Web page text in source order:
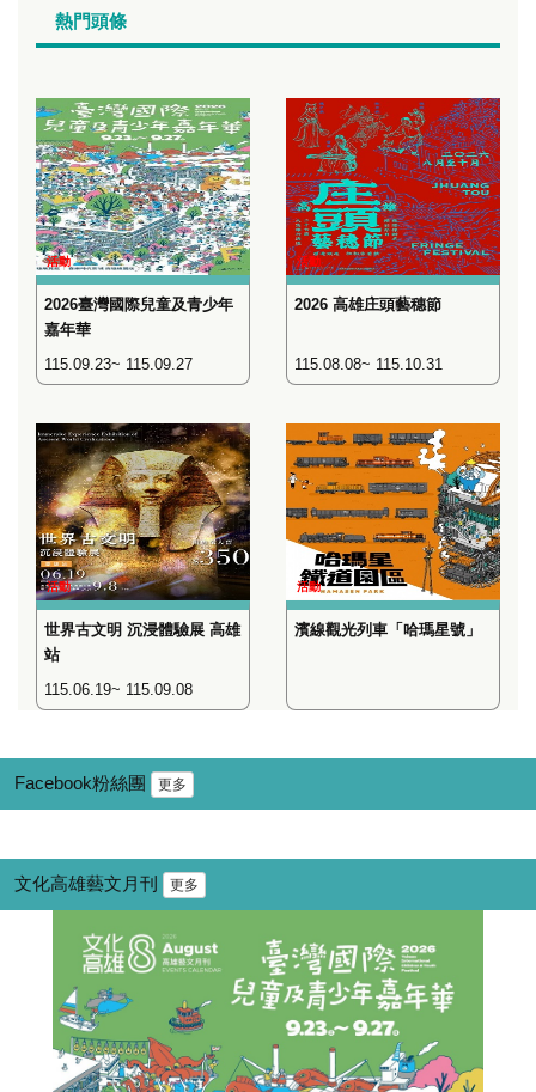
熱門頭條
活動
2026臺灣國際兒童及青少年
嘉年華
115.09.23~ 115.09.27
活動
2026 高雄庄頭藝穗節
115.08.08~ 115.10.31
活動
世界古文明 沉浸體驗展 高雄
站
115.06.19~ 115.09.08
活動
濱線觀光列車「哈瑪星號」
Facebook粉絲團 更多
文化高雄藝文月刊 更多